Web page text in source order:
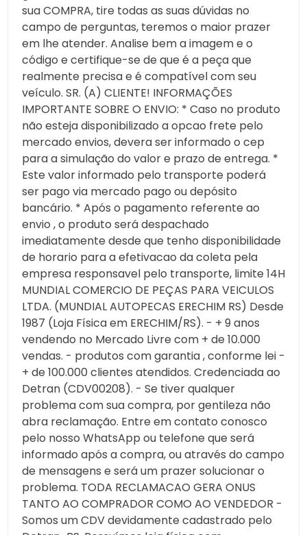
sua COMPRA, tire todas as suas dúvidas no
campo de perguntas, teremos o maior prazer
em lhe atender. Analise bem a imagem e o
código e certifique-se de que é a peça que
realmente precisa e é compatível com seu
veículo. SR. (A) CLIENTE! INFORMAÇÕES
IMPORTANTE SOBRE O ENVIO: * Caso no produto
não esteja disponibilizado a opcao frete pelo
mercado envios, devera ser informado o cep
para a simulação do valor e prazo de entrega. *
Este valor informado pelo transporte poderá
ser pago via mercado pago ou depósito
bancário. * Após o pagamento referente ao
envio , o produto será despachado
imediatamente desde que tenho disponibilidade
de horario para a efetivacao da coleta pela
empresa responsavel pelo transporte, limite 14H
MUNDIAL COMERCIO DE PEÇAS PARA VEICULOS
LTDA. (MUNDIAL AUTOPECAS ERECHIM RS) Desde
1987 (Loja Física em ERECHIM/RS). - + 9 anos
vendendo no Mercado Livre com + de 10.000
vendas. - produtos com garantia , conforme lei -
+ de 100.000 clientes atendidos. Credenciada ao
Detran (CDV00208). - Se tiver qualquer
problema com sua compra, por gentileza não
abra reclamação. Entre em contato conosco
pelo nosso WhatsApp ou telefone que será
informado após a compra, ou através do campo
de mensagens e será um prazer solucionar o
problema. TODA RECLAMACAO GERA ONUS
TANTO AO COMPRADOR COMO AO VENDEDOR -
Somos um CDV devidamente cadastrado pelo